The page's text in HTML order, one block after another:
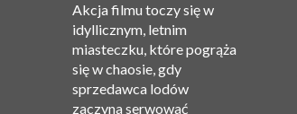
Akcja filmu toczy się w
idyllicznym, letnim
miasteczku, które pogrąża
się w chaosie, gdy
sprzedawca lodów
zaczyna serwować